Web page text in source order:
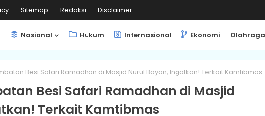
Sitemap Redaksi Disclaimer
Nasional Hukum Internasional Ekonomi Olahraga
Besi Safari Ramadhan di Masjid Nurul Bayan, Ingatkan! Terkait Kamtibmas
Besi Safari Ramadhan di Masjid
Terkait Kamtibmas